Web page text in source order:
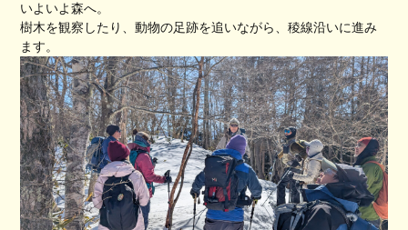
いよいよ森へ。
樹木を観察したり、動物の足跡を追いながら、稜線沿いに進み
ます。